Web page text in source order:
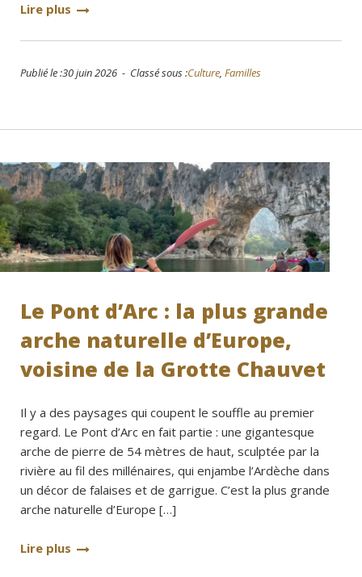
Lire plus
Publié le :30 juin 2026 - Classé sous :Culture, Familles
Le Pont d’Arc : la plus grande
arche naturelle d’Europe,
voisine de la Grotte Chauvet
Il y a des paysages qui coupent le souffle au premier
regard. Le Pont d’Arc en fait partie : une gigantesque
arche de pierre de 54 mètres de haut, sculptée par la
rivière au fil des millénaires, qui enjambe l’Ardèche dans
un décor de falaises et de garrigue. C’est la plus grande
arche naturelle d’Europe […]
Lire plus